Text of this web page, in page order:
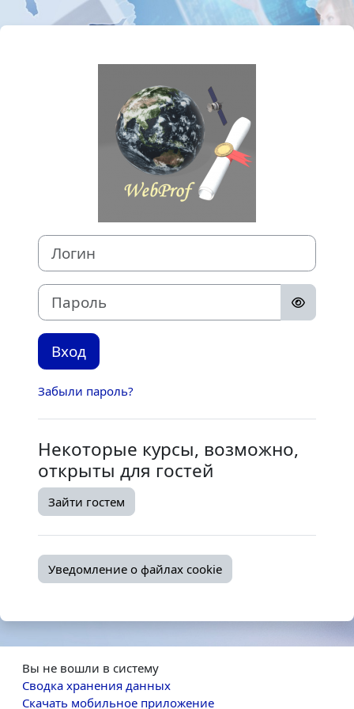
Перейти к основному содержанию
Логин
Пароль
Вход
Забыли пароль?
Некоторые курсы, возможно,
открыты для гостей
Зайти гостем
Уведомление о файлах cookie
Вы не вошли в систему
Сводка хранения данных
Скачать мобильное приложение